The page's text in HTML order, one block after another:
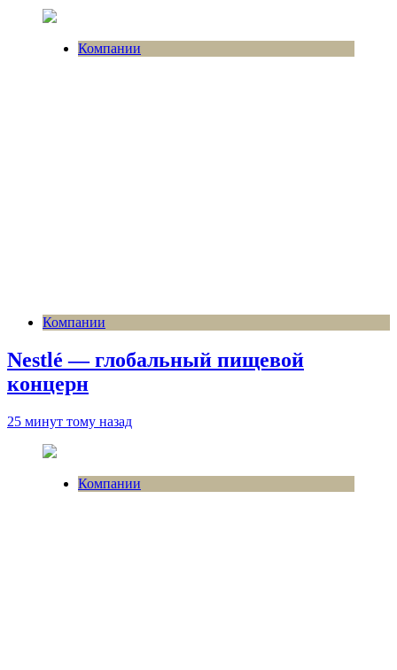
Компании
Компании
Nestlé — глобальный пищевой
концерн
25 минут тому назад
Компании